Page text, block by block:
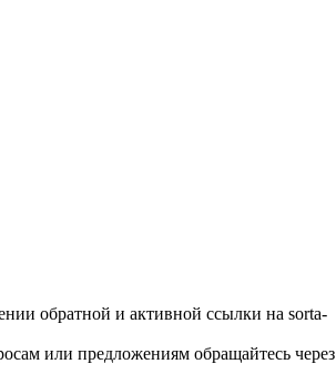
обратной и активной ссылки на sorta-
или предложениям обращайтесь через